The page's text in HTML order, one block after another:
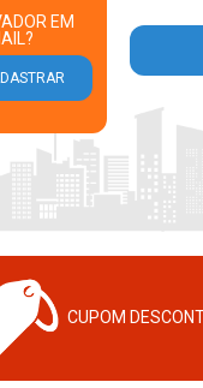
EM
CUPOM